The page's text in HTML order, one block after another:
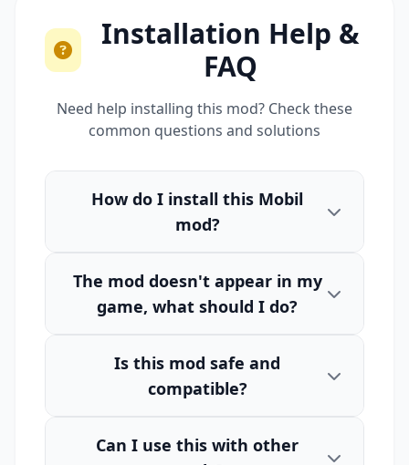
Installation Help &
FAQ
Need help installing this mod? Check these
common questions and solutions
How do I install this Mobil
mod?
The mod doesn't appear in my
game, what should I do?
Is this mod safe and
compatible?
Can I use this with other